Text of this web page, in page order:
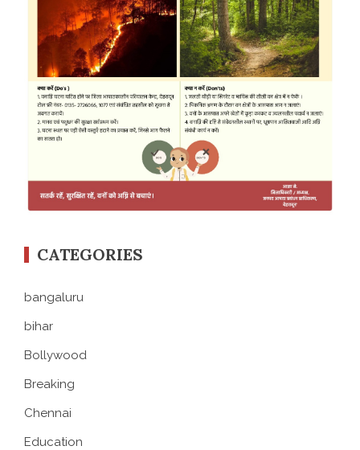
CATEGORIES
bangaluru
bihar
Bollywood
Breaking
Chennai
Education